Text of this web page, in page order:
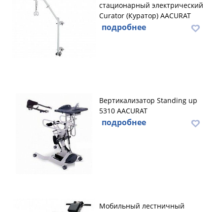
стационарный электрический
Curator (Куратор) AACURAT
подробнее
Вертикализатор Standing up
5310 AACURAT
подробнее
Мобильный лестничный